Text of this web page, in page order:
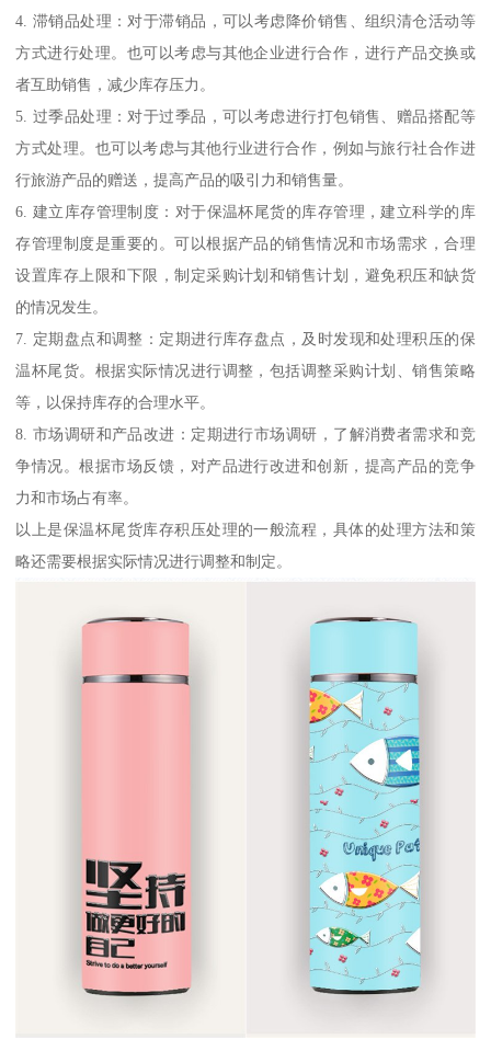
4. 滞销品处理：对于滞销品，可以考虑降价销售、组织清仓活动等
方式进行处理。也可以考虑与其他企业进行合作，进行产品交换或
者互助销售，减少库存压力。
5. 过季品处理：对于过季品，可以考虑进行打包销售、赠品搭配等
方式处理。也可以考虑与其他行业进行合作，例如与旅行社合作进
行旅游产品的赠送，提高产品的吸引力和销售量。
6. 建立库存管理制度：对于保温杯尾货的库存管理，建立科学的库
存管理制度是重要的。可以根据产品的销售情况和市场需求，合理
设置库存上限和下限，制定采购计划和销售计划，避免积压和缺货
的情况发生。
7. 定期盘点和调整：定期进行库存盘点，及时发现和处理积压的保
温杯尾货。根据实际情况进行调整，包括调整采购计划、销售策略
等，以保持库存的合理水平。
8. 市场调研和产品改进：定期进行市场调研，了解消费者需求和竞
争情况。根据市场反馈，对产品进行改进和创新，提高产品的竞争
力和市场占有率。
以上是保温杯尾货库存积压处理的一般流程，具体的处理方法和策
略还需要根据实际情况进行调整和制定。